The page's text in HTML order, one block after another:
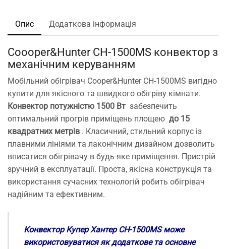
Опис Додаткова інформація
Coooper&Hunter CH-1500MS конвектор з
механічним керуванням
Мобільний обігрівач Cooper&Hunter CH-1500MS вигідно
купити для якісного та швидкого обігріву кімнати.
Конвектор потужністю 1500 Вт забезпечить
оптимальний прогрів приміщень площею до 15
квадратних метрів . Класичний, стильний корпус із
плавними лініями та лаконічним дизайном дозволить
вписатися обігрівачу в будь-яке приміщення. Пристрій
зручний в експлуатації. Проста, якісна конструкція та
використання сучасних технологій робить обігрівач
надійним та ефективним.
Конвектор Купер Хантер CH-1500MS може
використовуватися як додаткове та основне